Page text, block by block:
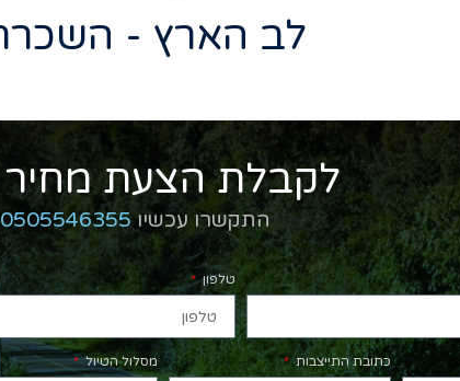
לב הארץ -
לקבלת הצעת מחיר
התקשרו עכשיו0505546355
טלפון
כתובת התייצבות מסלול הטיול